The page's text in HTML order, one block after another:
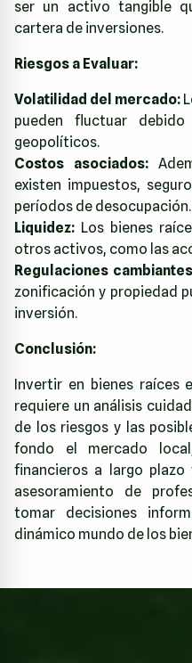
ser un activo tangible
cartera de inversiones.
Riesgos a Evaluar:
Volatilidad del mercado:
pueden fluctuar
geopolíticos.
Costos asociados:
existen impuestos,
períodos de desocupación.
Liquidez: Los bienes
otros activos, como las
Regulaciones
zonificación y propiedad
inversión.
Conclusión:
Invertir en bienes raíces
requiere un análisis
de los riesgos y las
fondo el mercado
financieros a largo plazo
asesoramiento de
tomar decisiones
dinámico mundo de los